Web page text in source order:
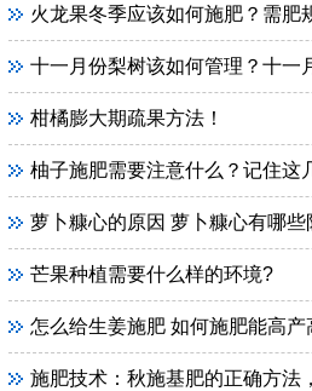
火龙果冬季应该如何施肥？需肥规
十一月份梨树该如何管理？十一月份梨树
柑橘膨大期疏果方法！
柚子施肥需要注意什么？记住这
萝卜糠心的原因 萝卜糠心有哪些
芒果种植需要什么样的环境?
怎么给生姜施肥 如何施肥能高产高收 生
施肥技术：秋施基肥的正确方法，你